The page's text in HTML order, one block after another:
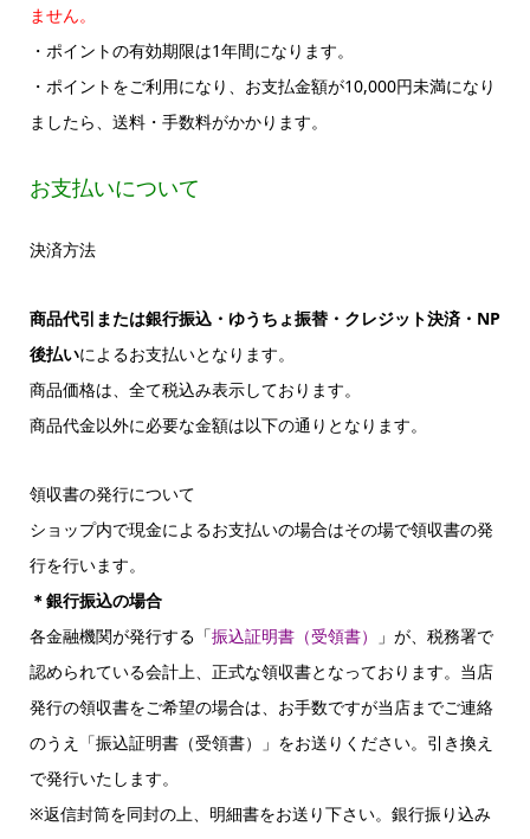
ません。
・ポイントの有効期限は1年間になります。
・ポイントをご利用になり、お支払金額が10,000円未満になり
ましたら、送料・手数料がかかります。
お支払いについて
決済方法
商品代引または銀行振込・ゆうちょ振替・クレジット決済・NP
後払いによるお支払いとなります。
商品価格は、全て税込み表示しております。
商品代金以外に必要な金額は以下の通りとなります。
領収書の発行について
ショップ内で現金によるお支払いの場合はその場で領収書の発
行を行います。
＊銀行振込の場合
各金融機関が発行する「振込証明書（受領書）
」が、税務署で
認められている会計上、正式な領収書となっております。当店
発行の領収書をご希望の場合は、お手数ですが当店までご連絡
のうえ「振込証明書（受領書）」をお送りください。引き換え
で発行いたします。
※返信封筒を同封の上、明細書をお送り下さい。銀行振り込み